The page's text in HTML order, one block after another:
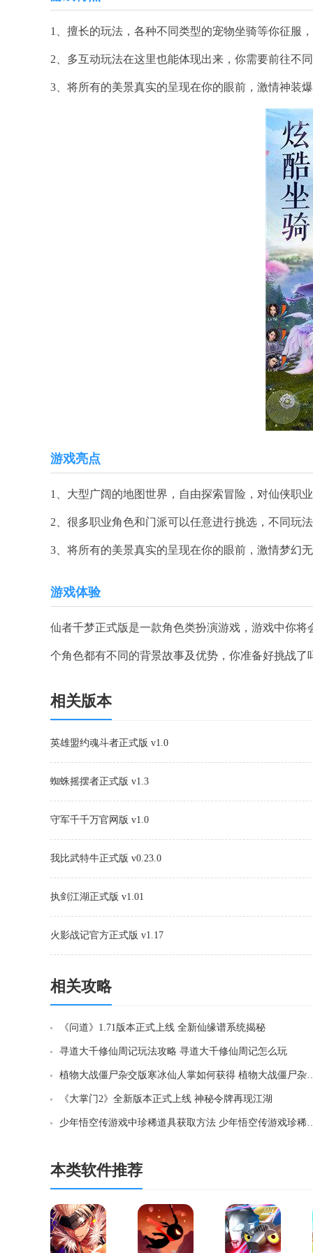
1、擅长的玩法，各种不同类型的宠物坐骑等你征服
2、多互动玩法在这里也能体现出来，你需要前往不
3、将所有的美景真实的呈现在你的眼前，激情神装
游戏亮点
1、大型广阔的地图世界，自由探索冒险，对仙侠职
2、很多职业角色和门派可以任意进行挑选，不同玩
3、将所有的美景真实的呈现在你的眼前，激情梦幻
游戏体验
仙者千梦正式版是一款角色类扮演游戏，游戏中你
个角色都有不同的背景故事及优势，你准备好挑战了
相关版本
英雄盟约魂斗者正式版 v1.0
蜘蛛摇摆者正式版 v1.3
守军千千万官网版 v1.0
我比武特牛正式版 v0.23.0
执剑江湖正式版 v1.01
火影战记官方正式版 v1.17
相关攻略
《问道》1.71版本正式上线 全新仙缘谱系统揭秘
寻道大千修仙周记玩法攻略 寻道大千修仙周记怎么玩
植物大战僵尸杂交版寒冰仙人掌如何
《大掌门2》全新版本正式上线 神秘令牌再现江湖
少年悟空传游戏中珍稀道具获取
本类软件推荐